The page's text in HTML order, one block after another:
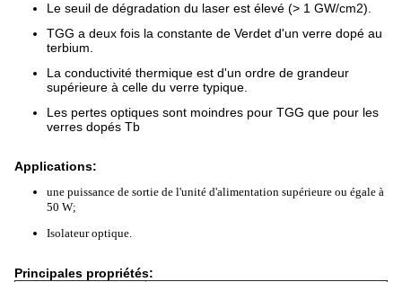
Le seuil de dégradation du laser est élevé (> 1 GW/cm2).
TGG a deux fois la constante de Verdet d'un verre dopé au
terbium.
La conductivité thermique est d'un ordre de grandeur
supérieure à celle du verre typique.
Les pertes optiques sont moindres pour TGG que pour les
verres dopés Tb
Applications:
une puissance de sortie de l'unité d'alimentation supérieure ou égale à
50 W;
Isolateur optique.
Principales propriétés: